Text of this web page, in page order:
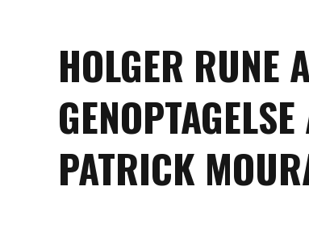
HOLGER RUNE
PATRICK